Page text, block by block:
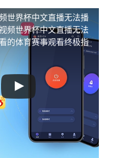
世界杯中文直播无法播
频世界杯中文直播无法
的体育赛事观看终极指